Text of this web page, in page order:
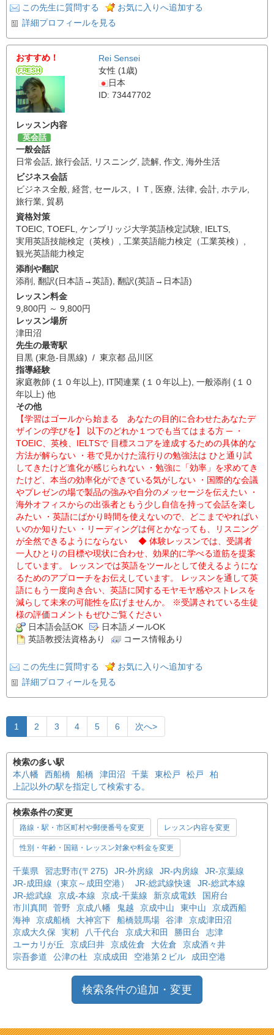
この先生に質問する
お気に入りへ追加する
詳細プロフィールを見る
おすすめ！
Rei Sensei
女性 (1歳)
日本
ID: 73447702
レッスン内容
英会話
一般会話
日常会話 旅行会話 リスニング 読解 作文 海外生活
ビジネス会話
ビジネス全般 経営 セールス ＩＴ 医療 法律 会計 ホテル
旅行業 貿易
資格対策
TOEIC TOEFL ケンブリッジ大学英語検定試験 IELTS
実用英語技能検定（英検）
工業英語能力検定（工業英検）
観光英語能力検定
添削や翻訳
添削
翻訳(日本語→英語) 翻訳(英語→日本語)
レッスン料金
9,800円 ～ 9,800円
レッスン場所
津田沼
先生の最寄駅
目黒 (東急-目黒線) / 東京都 品川区
指導経験
家庭教師 (１０年以上), IT関連業 (１０年以上), 一般添削 (１０
年以上) 他
その他
【学習はゴールから始まる あなたの目的に合わせたあなたデ
ザインの学びを】 以下のどれか１つでも当てはまる方 ─ ・
TOEIC、英検、IELTSで 目標スコアを達成するための具体的な
方法が解らない ・巷で見かけた流行りの勉強法は ひと通り試
してきたけど進化が感じられない ・勉強に「効率」を求めてき
たけど、本当の効率化ができている気がしない ・国際的な会議
やプレゼンの場で製品の強みや自分のメッセージを伝えたい ・
海外オフィスからの出張者ともう少し自信を持って会話を楽し
みたい ・英語にばかり時間を使えないので、どこまでやればい
いのか知りたい ・リーディングは何とかなっても、リスニング
が全然できるようにならない ◆ 体験レッスンでは、受講者
一人ひとりの目標や現状に合わせ、効果的に学べる道筋を提案
しています。 レッスンでは英語をツールとして使えるようにな
るためのアプローチをお伝えしています。 レッスンを通して英
語にもう一度向き合い、英語に関するモヤモヤ感やストレスを
減らして未来の可能性を広げませんか。 ※受講されている生徒
様の評価コメントもぜひご覧ください
日本語会話OK
日本語メールOK
英語教授法資格あり
コース情報あり
この先生に質問する
お気に入りへ追加する
詳細プロフィールを見る
1 2 3 4 5 6 次へ>
検索の多い駅
本八幡
西船橋 船橋 津田沼 千葉 東松戸 松戸
柏
上記以外の駅を指定して検索する。
検索条件の変更
路線・駅・市区町村や郵便番号を変更 レッスン内容を変更
性別・年齢・国籍・レッスン対象や料金を変更
千葉県 習志野市(〒275) JR-外房線 JR-内房線
JR-京葉線
JR-成田線（東京～成田空港）
JR-総武線快速
JR-総武本線
JR-総武線
京成-本線 京成-千葉線 新京成電鉄
国府台
市川真間
菅野 京成八幡 鬼越 京成中山 東中山
京成西船
海神
京成船橋 大神宮下 船橋競馬場 谷津
京成津田沼
京成大久保
実籾 八千代台 京成大和田 勝田台
志津
ユーカリが丘
京成臼井 京成佐倉 大佐倉
京成酒々井
宗吾参道
公津の杜 京成成田 空港第２ビル 成田空港
検索条件の追加・変更